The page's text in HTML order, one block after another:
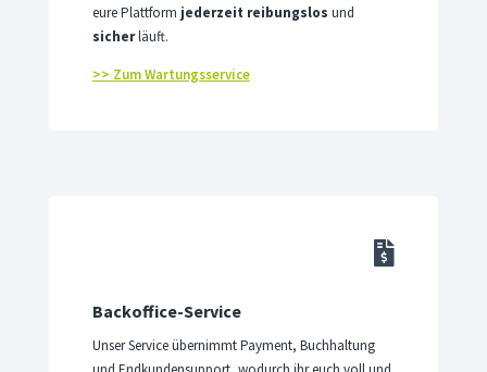
eure Plattform jederzeit reibungslos und
sicherläuft.
>> Zum Wartungsservice

Backoffice-Service
Unser Service übernimmt Payment, Buchhaltung